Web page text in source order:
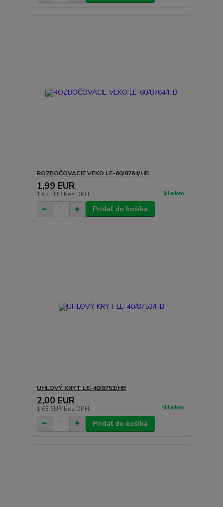
ROZBOČOVACIE VEKO LE-60/8764/HB
1,99 EUR
1,62 EUR bez DPH Skladom
Pridať do košíka
UHLOVÝ KRYT LE-40/8753/HB
2,00 EUR
1,63 EUR bez DPH Skladom
Pridať do košíka